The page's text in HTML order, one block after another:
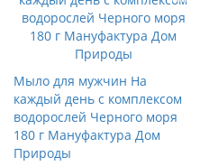
Мыло для мужчин На
каждый день с комплексом
водорослей Черного моря
180 г Мануфактура Дом
Природы